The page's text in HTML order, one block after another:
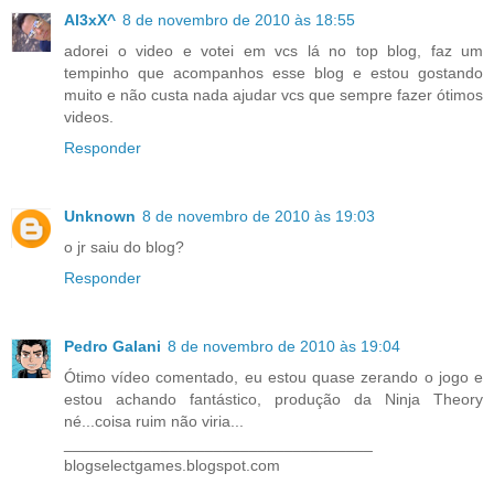
Al3xX^ 8 de novembro de 2010 às 18:55
adorei o video e votei em vcs lá no top blog, faz um
tempinho que acompanhos esse blog e estou gostando
muito e não custa nada ajudar vcs que sempre fazer ótimos
videos.
Responder
Unknown 8 de novembro de 2010 às 19:03
o jr saiu do blog?
Responder
Pedro Galani 8 de novembro de 2010 às 19:04
Ótimo vídeo comentado, eu estou quase zerando o jogo e
estou achando fantástico, produção da Ninja Theory
né...coisa ruim não viria...
blogselectgames.blogspot.com